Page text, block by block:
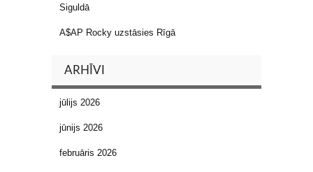
Siguldā
A$AP Rocky uzstāsies Rīgā
ARHĪVI
jūlijs 2026
jūnijs 2026
februāris 2026